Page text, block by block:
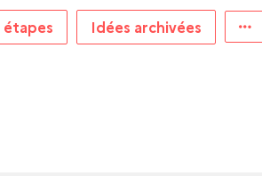
étapes Idées archivées